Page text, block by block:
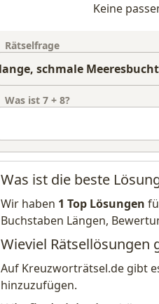
Keine
Rätselfrage
Was ist 7 + 8?
Was ist die beste
Wir haben 1 Top Lösungen
Buchstaben Längen,
Wieviel Rätsellösungen
Auf Kreuzworträtsel.de gibt
hinzuzufügen.